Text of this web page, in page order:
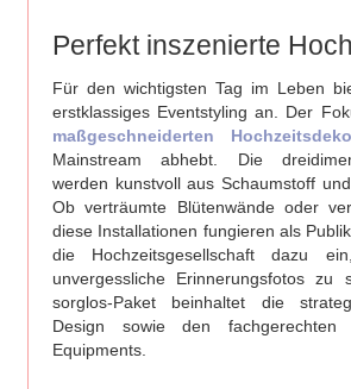
Perfekt inszenierte
Für den wichtigsten Tag im Leben
erstklassiges Eventstyling an. Der
maßgeschneiderten
Mainstream abhebt. Die
werden kunstvoll aus Schaumstoff
Ob verträumte Blütenwände oder
diese Installationen fungieren als
die Hochzeitsgesellschaft dazu
unvergessliche Erinnerungsfotos zu
sorglos-Paket beinhaltet die
Design sowie den
Equipments.